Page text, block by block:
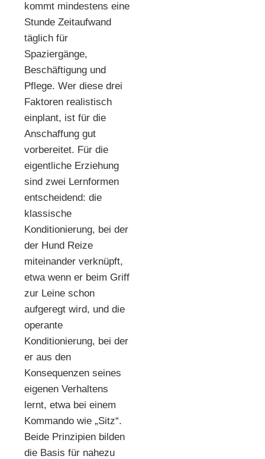
kommt mindestens eine
Stunde Zeitaufwand
täglich für
Spaziergänge,
Beschäftigung und
Pflege. Wer diese drei
Faktoren realistisch
einplant, ist für die
Anschaffung gut
vorbereitet. Für die
eigentliche Erziehung
sind zwei Lernformen
entscheidend: die
klassische
Konditionierung, bei der
der Hund Reize
miteinander verknüpft,
etwa wenn er beim Griff
zur Leine schon
aufgeregt wird, und die
operante
Konditionierung, bei der
er aus den
Konsequenzen seines
eigenen Verhaltens
lernt, etwa bei einem
Kommando wie „Sitz“.
Beide Prinzipien bilden
die Basis für nahezu